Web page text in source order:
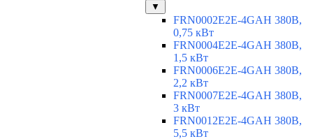
▼
FRN0002E2E-4GAH 380В,
0,75 кВт
FRN0004E2E-4GAH 380В,
1,5 кВт
FRN0006E2E-4GAH 380В,
2,2 кВт
FRN0007E2E-4GAH 380В,
3 кВт
FRN0012E2E-4GAH 380В,
5,5 кВт